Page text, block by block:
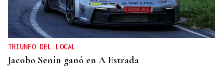
TRIUNFO DEL LOCAL
Jacobo Senín ganó en A Estrada